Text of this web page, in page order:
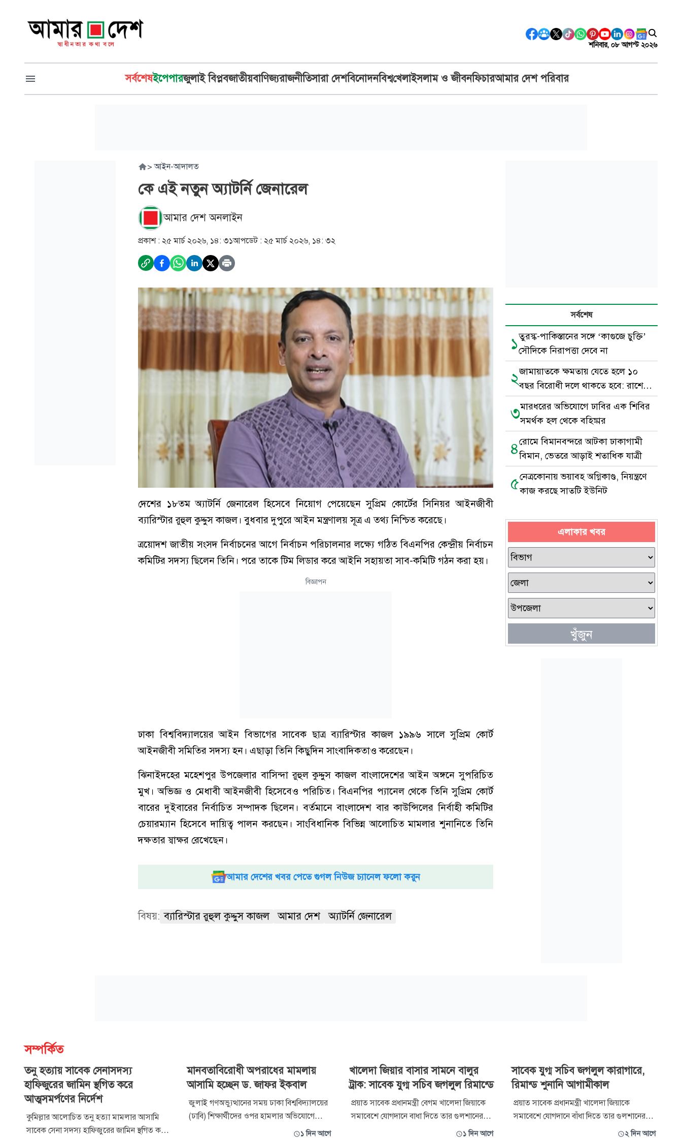
শনিবার, ০৮ আগস্ট ২০২৬
সর্বশেষইপেপারজুলাই বিপ্লবজাতীয়বাণিজ্যরাজনীতিসারা দেশবিনোদনবিশ্বখেলাইসলাম ও জীবনফিচারআমার দেশ পরিবার
> আইন-আদালত
কে এই নতুন অ্যাটর্নি জেনারেল
আমার দেশ অনলাইন
প্রকাশ : ২৫ মার্চ ২০২৬, ১৪: ৩১আপডেট : ২৫ মার্চ ২০২৬, ১৪: ৩২
দেশের ১৮তম অ্যাটর্নি জেনারেল হিসেবে নিয়োগ পেয়েছেন সুপ্রিম কোর্টের সিনিয়র আইনজীবী
ব্যারিস্টার রুহুল কুদ্দুস কাজল। বুধবার দুপুরে আইন মন্ত্রণালয় সূত্র এ তথ্য নিশ্চিত করেছে।
ত্রয়োদশ জাতীয় সংসদ নির্বাচনের আগে নির্বাচন পরিচালনার লক্ষ্যে গঠিত বিএনপির কেন্দ্রীয় নির্বাচন
কমিটির সদস্য ছিলেন তিনি। পরে তাকে টিম লিডার করে আইনি সহায়তা সাব-কমিটি গঠন করা হয়।
বিজ্ঞাপন
ঢাকা বিশ্ববিদ্যালয়ের আইন বিভাগের সাবেক ছাত্র ব্যারিস্টার কাজল ১৯৯৬ সালে সুপ্রিম কোর্ট
আইনজীবী সমিতির সদস্য হন। এছাড়া তিনি কিছুদিন সাংবাদিকতাও করেছেন।
ঝিনাইদহের মহেশপুর উপজেলার বাসিন্দা রুহুল কুদ্দুস কাজল বাংলাদেশের আইন অঙ্গনে সুপরিচিত
মুখ। অভিজ্ঞ ও মেধাবী আইনজীবী হিসেবেও পরিচিত। বিএনপির প্যানেল থেকে তিনি সুপ্রিম কোর্ট
বারের দুইবারের নির্বাচিত সম্পাদক ছিলেন। বর্তমানে বাংলাদেশ বার কাউন্সিলের নির্বাহী কমিটির
চেয়ারম্যান হিসেবে দায়িত্ব পালন করছেন। সাংবিধানিক বিভিন্ন আলোচিত মামলার শুনানিতে তিনি
দক্ষতার স্বাক্ষর রেখেছেন।
আমার দেশের খবর পেতে গুগল নিউজ চ্যানেল ফলো করুন
বিষয়: ব্যারিস্টার রুহুল কুদ্দুস কাজল আমার দেশ অ্যাটর্নি জেনারেল
সর্বশেষ
১তুরস্ক-পাকিস্তানের সঙ্গে ‘কাগুজে চুক্তি’
সৌদিকে নিরাপত্তা দেবে না
২জামায়াতকে ক্ষমতায় যেতে হলে ১০
বছর বিরোধী দলে থাকতে হবে: রাশেদ
খাঁন
৩মারধরের অভিযোগে ঢাবির এক শিবির
সমর্থক হল থেকে বহিষ্কার
৪রোমে বিমানবন্দরে আটকা ঢাকাগামী
বিমান, ভেতরে আড়াই শতাধিক যাত্রী
৫নেত্রকোনায় ভয়াবহ অগ্নিকাণ্ড, নিয়ন্ত্রণে
কাজ করছে সাতটি ইউনিট
এলাকার খবর
খুঁজুন
সম্পর্কিত
তনু হত্যায় সাবেক সেনাসদস্য
হাফিজুরের জামিন স্থগিত করে
আত্মসমর্পণের নির্দেশ
কুমিল্লার আলোচিত তনু হত্যা মামলার আসামি
সাবেক সেনা সদস্য হাফিজুরের জামিন স্থগিত করে
মানবতাবিরোধী অপরাধের মামলায়
আসামি হচ্ছেন ড. জাফর ইকবাল
জুলাই গণঅভ্যুত্থানের সময় ঢাকা বিশ্ববিদ্যালয়ের
(ঢাবি) শিক্ষার্থীদের ওপর হামলার অভিযোগে
মানবতাবিরোধী অপরাধের মামলায় অধ্যাপক ড.
১ দিন আগে
খালেদা জিয়ার বাসার সামনে বালুর
ট্রাক: সাবেক যুগ্ম সচিব জগলুল রিমান্ডে
প্রয়াত সাবেক প্রধানমন্ত্রী বেগম খালেদা জিয়াকে
সমাবেশে যোগদানে বাধা দিতে তার গুলশানের
বাসার সামনে বালুভর্তি ট্রাক রেখে প্রতিবন্ধকতা
১ দিন আগে
সাবেক যুগ্ম সচিব জগলুল কারাগারে,
রিমান্ড শুনানি আগামীকাল
প্রয়াত সাবেক প্রধানমন্ত্রী খালেদা জিয়াকে
সমাবেশে যোগদানে বাঁধা দিতে তার গুলশানের
বাসভবনে সামনে বালুভর্তি ট্রাক রেখে প্রতিবন্ধকতা
২ দিন আগে